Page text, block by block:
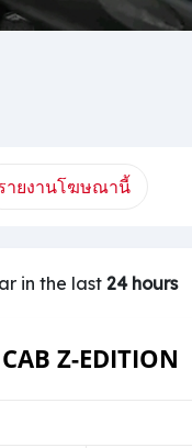
ายงานโฆษณานี้
in the last24 hours
Z-EDITION